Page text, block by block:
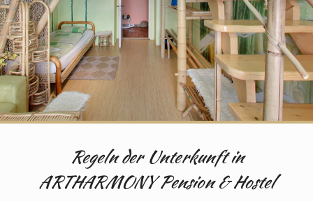
Regeln der Unterkunft in
ARTHARMONY Pension & Hostel